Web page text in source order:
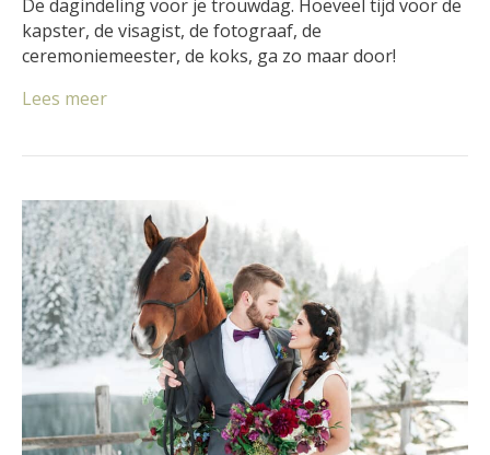
De dagindeling voor je trouwdag. Hoeveel tijd voor de
kapster, de visagist, de fotograaf, de
ceremoniemeester, de koks, ga zo maar door!
Lees meer